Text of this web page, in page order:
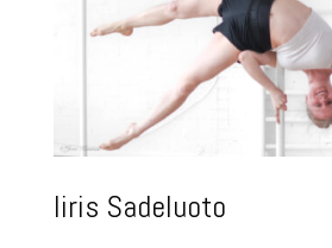
Iiris Sadeluoto